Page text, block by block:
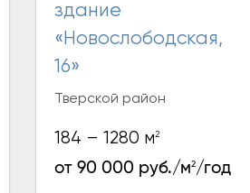
здание
«Новослободская,
16»
Тверской район
184 – 1280 м2
от 90 000 руб./м2 /год